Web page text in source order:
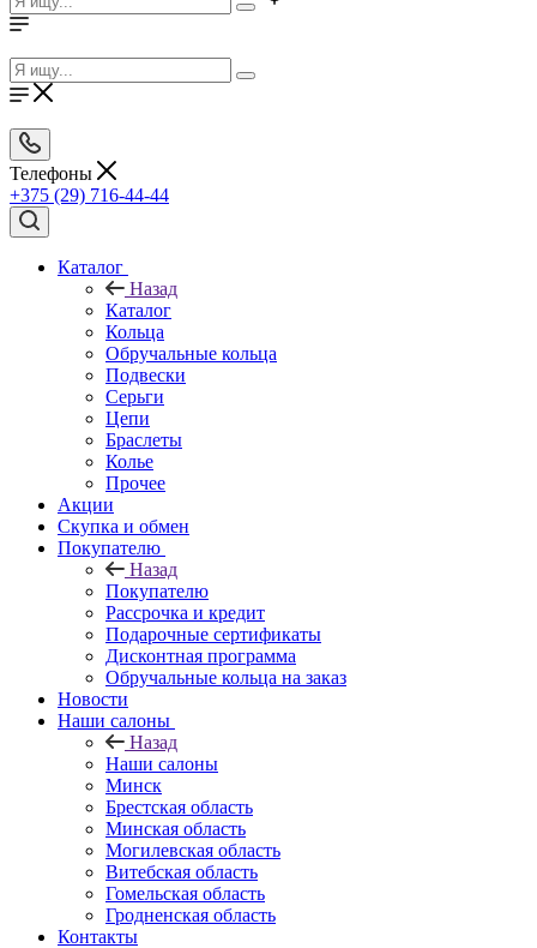
Телефоны
+375 (29) 716-44-44
Каталог
Назад
Каталог
Кольца
Обручальные кольца
Подвески
Серьги
Цепи
Браслеты
Колье
Прочее
Акции
Скупка и обмен
Покупателю
Назад
Покупателю
Рассрочка и кредит
Подарочные сертификаты
Дисконтная программа
Обручальные кольца на заказ
Новости
Наши салоны
Назад
Наши салоны
Минск
Брестская область
Минская область
Могилевская область
Витебская область
Гомельская область
Гродненская область
Контакты